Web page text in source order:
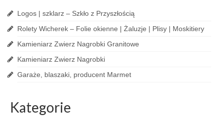
Logos | szklarz – Szkło z Przyszłością
Rolety Wicherek – Folie okienne | Żaluzje | Plisy | Moskitiery
Kamieniarz Zwierz Nagrobki Granitowe
Kamieniarz Zwierz Nagrobki
Garaże, blaszaki, producent Marmet
Kategorie